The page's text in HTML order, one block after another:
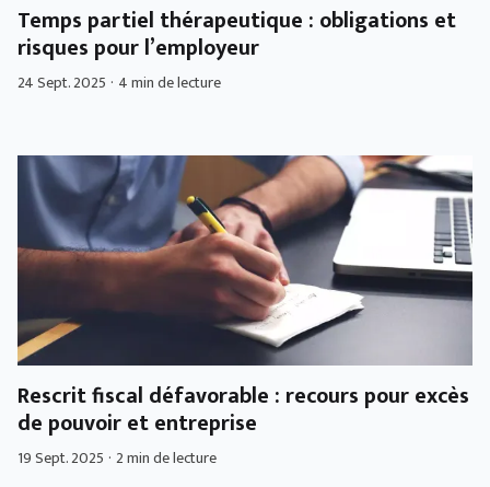
Temps partiel thérapeutique : obligations et
risques pour l’employeur
24 Sept. 2025 · 4 min de lecture
Rescrit fiscal défavorable : recours pour excès
de pouvoir et entreprise
19 Sept. 2025 · 2 min de lecture